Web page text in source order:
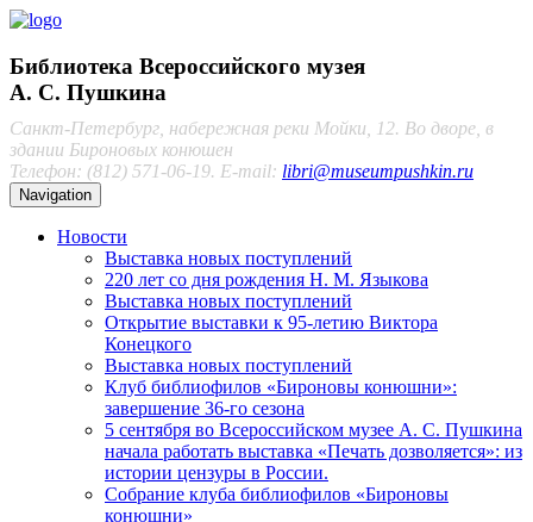
Библиотека Всероссийского музея
А. С. Пушкина
Санкт-Петербург, набережная реки Мойки, 12. Во дворе, в
здании Бироновых конюшен
Телефон: (812) 571-06-19. E-mail: libri@museumpushkin.ru
Navigation
Новости
Выставка новых поступлений
220 лет со дня рождения Н. М. Языкова
Выставка новых поступлений
Открытие выставки к 95-летию Виктора
Конецкого
Выставка новых поступлений
Клуб библиофилов «Бироновы конюшни»:
завершение 36-го сезона
5 сентября во Всероссийском музее А. С. Пушкина
начала работать выставка «Печать дозволяется»: из
истории цензуры в России.
Собрание клуба библиофилов «Бироновы
конюшни»